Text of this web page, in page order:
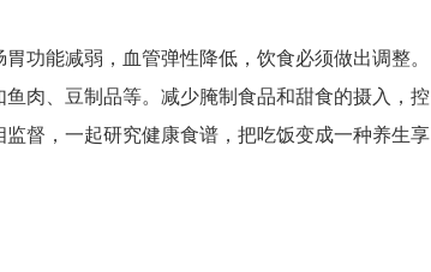
功能减弱，血管弹性降低，饮食必须做出调整。
肉、豆制品等。减少腌制食品和甜食的摄入，控
督，一起研究健康食谱，把吃饭变成一种养生享